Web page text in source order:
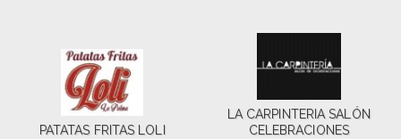
PATATAS FRITAS LOLI
LA CARPINTERIA SALÓN
CELEBRACIONES